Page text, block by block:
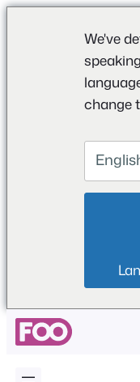
We've
change